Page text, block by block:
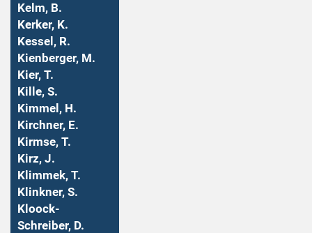
Kelm, B.
Kerker, K.
Kessel, R.
Kienberger, M.
Kier, T.
Kille, S.
Kimmel, H.
Kirchner, E.
Kirmse, T.
Kirz, J.
Klimmek, T.
Klinkner, S.
Kloock-
Schreiber, D.